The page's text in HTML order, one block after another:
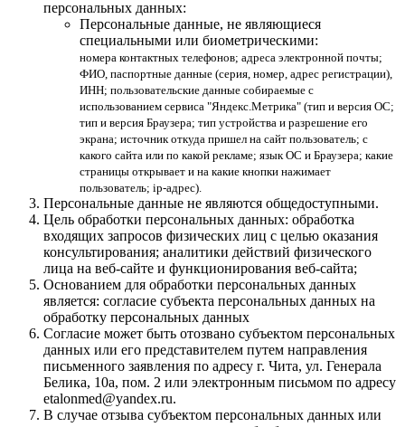
персональных данных:
Персональные данные, не являющиеся
специальными или биометрическими:
номера контактных телефонов; адреса электронной почты;
ФИО, паспортные данные (серия, номер, адрес регистрации),
ИНН; пользовательские данные собираемые с
использованием сервиса "Яндекс.Метрика" (тип и версия ОС;
тип и версия Браузера; тип устройства и разрешение его
экрана; источник откуда пришел на сайт пользователь; с
какого сайта или по какой рекламе; язык ОС и Браузера; какие
страницы открывает и на какие кнопки нажимает
пользователь; ip-адрес).
Персональные данные не являются общедоступными.
Цель обработки персональных данных: обработка
входящих запросов физических лиц с целью оказания
консультирования; аналитики действий физического
лица на веб-сайте и функционирования веб-сайта;
Основанием для обработки персональных данных
является: согласие субъекта персональных данных на
обработку персональных данных
Согласие может быть отозвано субъектом персональных
данных или его представителем путем направления
письменного заявления по адресу г. Чита, ул. Генерала
Белика, 10а, пом. 2 или электронным письмом по адресу
etalonmed@yandex.ru.
В случае отзыва субъектом персональных данных или